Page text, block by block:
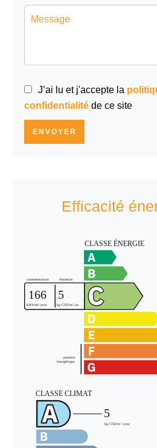
J’ai lu et j'accepte la
confidentialité de ce site
ENVOYER
Efficacité